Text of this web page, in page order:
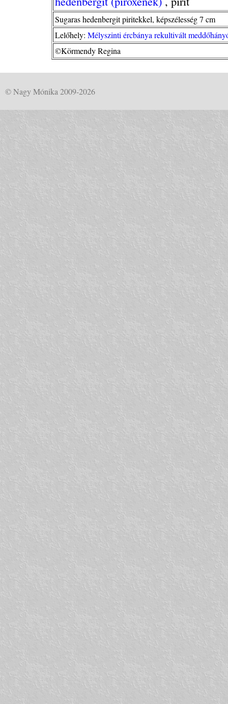
Sugaras hedenbergit piritekkel, képszélesség 7 cm
Lelőhely: Mélyszinti ércbánya rekultivált
©Körmendy Regina
© Nagy Mónika 2009-2026